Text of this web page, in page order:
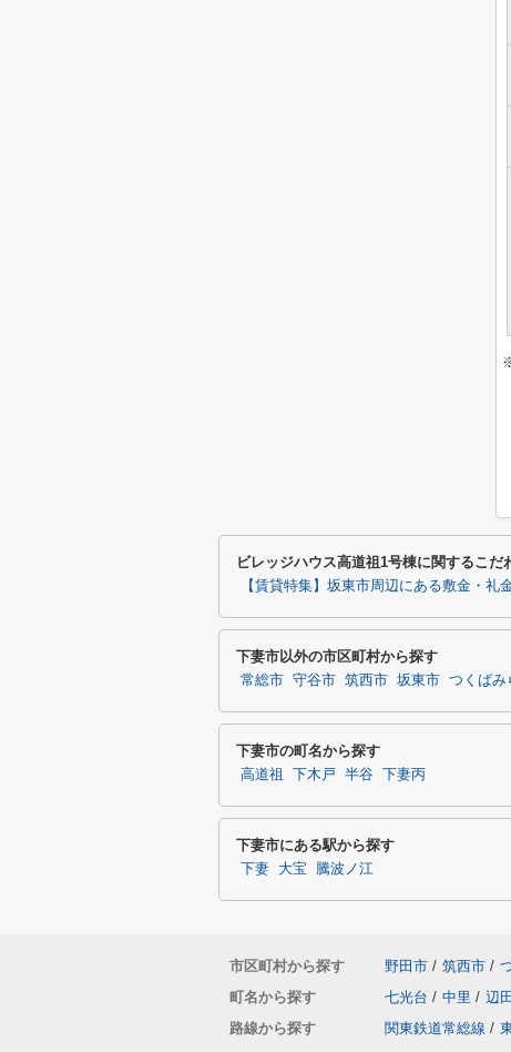
ビレッジハウス高道祖1号棟に関するこだ
【賃貸特集】坂東市周辺にある敷金・礼
下妻市以外の市区町村から探す
常総市 守谷市 筑西市 坂東市 つくばみ
下妻市の町名から探す
高道祖 下木戸 半谷 下妻丙
下妻市にある駅から探す
下妻 大宝 騰波ノ江
市区町村から探す 野田市 / 筑西市 /
町名から探す
七光台 / 中里 / 辺田
路線から探す
関東鉄道常総線 /